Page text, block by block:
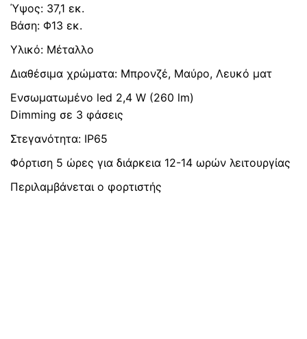
Ύψος: 37,1 εκ.
Βάση: Φ13 εκ.
Υλικό: Μέταλλο
Διαθέσιμα χρώματα: Μπρονζέ, Μαύρο, Λευκό ματ
Ενσωματωμένο led 2,4 W (260 lm)
Dimming σε 3 φάσεις
Στεγανότητα: IP65
Φόρτιση 5 ώρες για διάρκεια 12-14 ωρών λειτουργίας
Περιλαμβάνεται ο φορτιστής